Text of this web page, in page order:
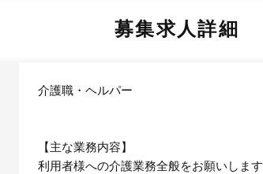
募集求人詳細
介護職・ヘルパー
【主な業務内容】
利用者様への介護業務全般をお願いします